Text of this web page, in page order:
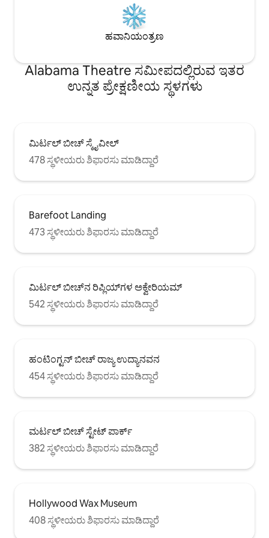
ಹವಾನಿಯಂತ್ರಣ
Alabama Theatre ಸಮೀಪದಲ್ಲಿರುವ ಇತರ
ಉನ್ನತ ಪ್ರೇಕ್ಷಣೀಯ ಸ್ಥಳಗಳು
ಮಿರ್ಟಲ್ ಬೀಚ್ ಸ್ಕೈವೀಲ್
478 ಸ್ಥಳೀಯರು ಶಿಫಾರಸು ಮಾಡಿದ್ದಾರೆ
Barefoot Landing
473 ಸ್ಥಳೀಯರು ಶಿಫಾರಸು ಮಾಡಿದ್ದಾರೆ
ಮಿರ್ಟಲ್ ಬೀಚ್‌ನ ರಿಪ್ಲಿಯ್‌ಗಳ ಅಕ್ವೇರಿಯಮ್
542 ಸ್ಥಳೀಯರು ಶಿಫಾರಸು ಮಾಡಿದ್ದಾರೆ
ಹಂಟಿಂಗ್ಟನ್ ಬೀಚ್ ರಾಜ್ಯ ಉದ್ಯಾನವನ
454 ಸ್ಥಳೀಯರು ಶಿಫಾರಸು ಮಾಡಿದ್ದಾರೆ
ಮರ್ಟಲ್ ಬೀಚ್ ಸ್ಟೇಟ್ ಪಾರ್ಕ್
382 ಸ್ಥಳೀಯರು ಶಿಫಾರಸು ಮಾಡಿದ್ದಾರೆ
Hollywood Wax Museum
408 ಸ್ಥಳೀಯರು ಶಿಫಾರಸು ಮಾಡಿದ್ದಾರೆ